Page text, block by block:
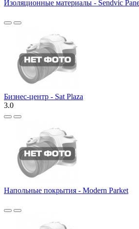
Изоляционные материалы - Sendvic
Бизнес-центр - Sat Plaza
3.0
Напольные покрытия - Modern Parket